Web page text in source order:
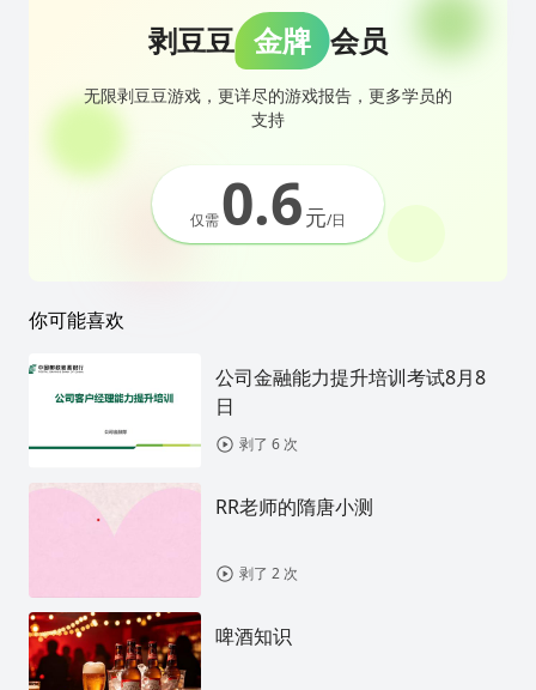
剥豆豆 金牌 会员
无限剥豆豆游戏，更详尽的游戏报告，更多学员的
支持
仅需0.6元/日
你可能喜欢
公司金融能力提升培训考试8月8
日
剥了 6 次
RR老师的隋唐小测
剥了 2 次
啤酒知识